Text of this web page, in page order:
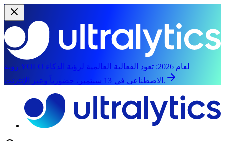
رؤية YOLO لعام 2026:
تعود الفعالية العالمية لرؤية الذكاء
الاصطناعي في 13 سبتمبر، حضورياً وعبر الإنترنت.